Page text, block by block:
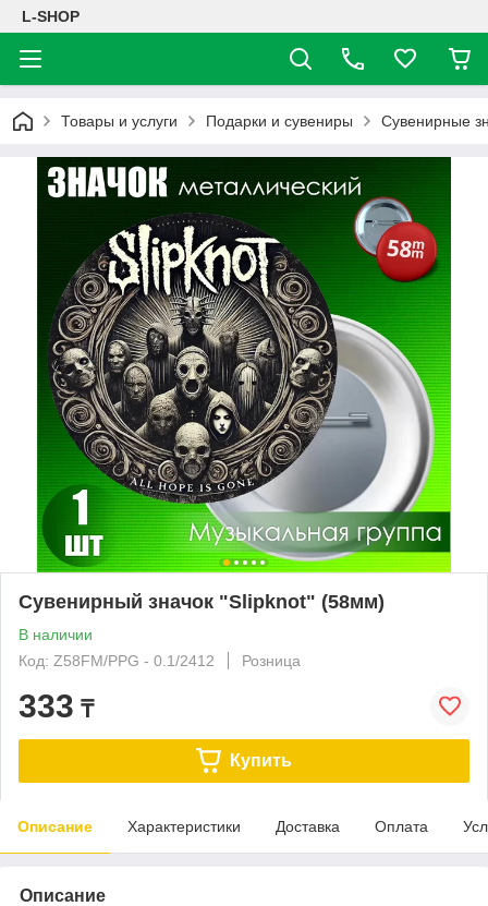
L-SHOP
Товары и услуги Подарки и сувениры Сувенирные
Сувенирный значок "Slipknot" (58мм)
В наличии
Код: Z58FM/PPG - 0.1/2412
Розница
333 ₸
Купить
Описание Характеристики Доставка Оплата
Описание